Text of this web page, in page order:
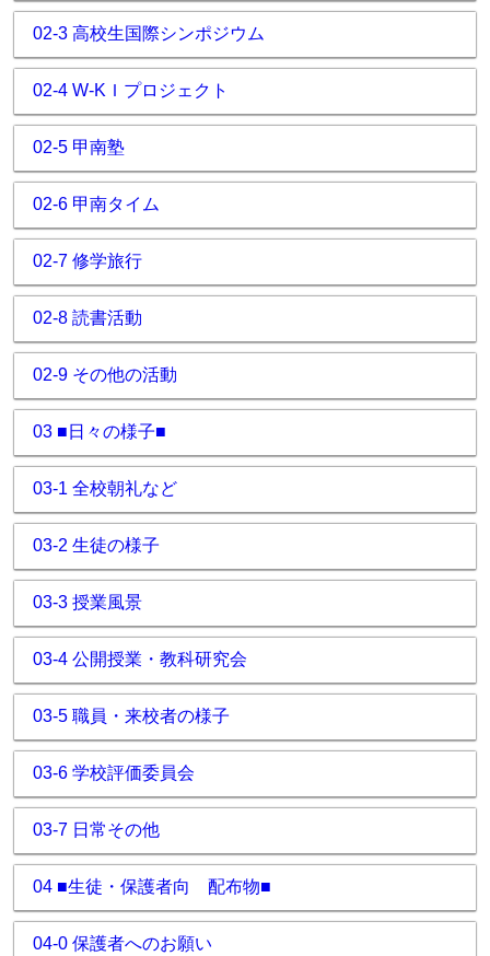
02-3 高校生国際シンポジウム
02-4 W-KＩプロジェクト
02-5 甲南塾
02-6 甲南タイム
02-7 修学旅行
02-8 読書活動
02-9 その他の活動
03 ■日々の様子■
03-1 全校朝礼など
03-2 生徒の様子
03-3 授業風景
03-4 公開授業・教科研究会
03-5 職員・来校者の様子
03-6 学校評価委員会
03-7 日常その他
04 ■生徒・保護者向 配布物■
04-0 保護者へのお願い